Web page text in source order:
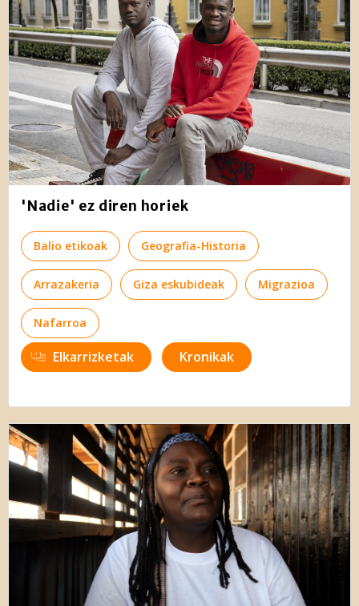
'Nadie' ez diren horiek
Balio etikoak Geografia-Historia
Arrazakeria Giza eskubideak Migrazioa
Nafarroa
Elkarrizketak Kronikak